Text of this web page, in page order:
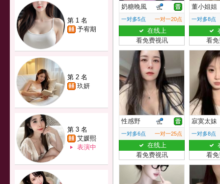
第 1 名
予宥期
第 2 名
玖妍
第 3 名
艾媛熙
表演中
奶糖晚風
一对多5点 一对一20点
在线上
看免费视讯
董小姐姐
一对多8点
看
性感野
一对多6点 一对一25点
在线上
看免费视讯
寂寞太妹
一对多8点
看